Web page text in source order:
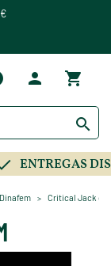
ENTREGAS
Dinafem Critical Jack de